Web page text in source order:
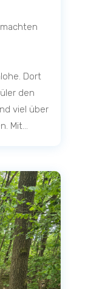
Dort
den
viel über
Mit...